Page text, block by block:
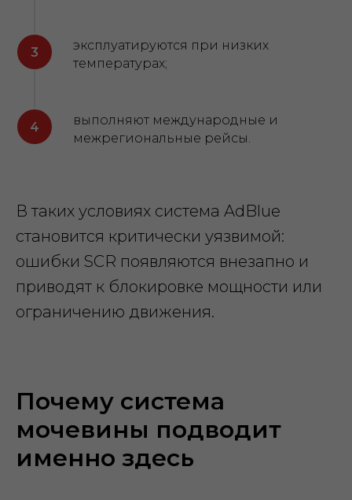
эксплуатируются при низких
температурах;
выполняют международные и
межрегиональные рейсы.
В таких условиях система AdBlue
становится критически уязвимой:
ошибки SCR появляются внезапно и
приводят к блокировке мощности или
ограничению движения.
Почему система
мочевины подводит
именно здесь